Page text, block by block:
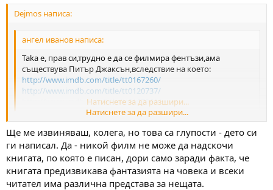
Dejmos написа:
ангел иванов написа:
Taka e, прав си,трудно е да се филмира фентъзи,ама
съществува Питър Джаксън,вследствие на което:
http://www.imdb.com/title/tt0167260/
http://www.imdb.com/title/tt0120737/
http://www.imdb.com/title/tt0167261/
Натиснете за да разшири...
Да, добре го е направил. Но все пак за мен филмът е по-слаб от
книгата. А пък тя е по-лоша от повечето фентъзи романи, които
съм чел.
Преди години "Господарят на пръстените" беше детска
приказка, подходяща само за "Дъга". А сега е "голямо
произведение"
Какво ли не прави рекламата.
Натиснете за да разшири...
Ще ме извиняваш, колега, но това са глупости - дето си
ги написал. Да - никой филм не може да надскочи
книгата, по която е писан, дори само заради факта, че
книгата предизвикава фантазията на човека и всеки
читател има различна представа за нещата.